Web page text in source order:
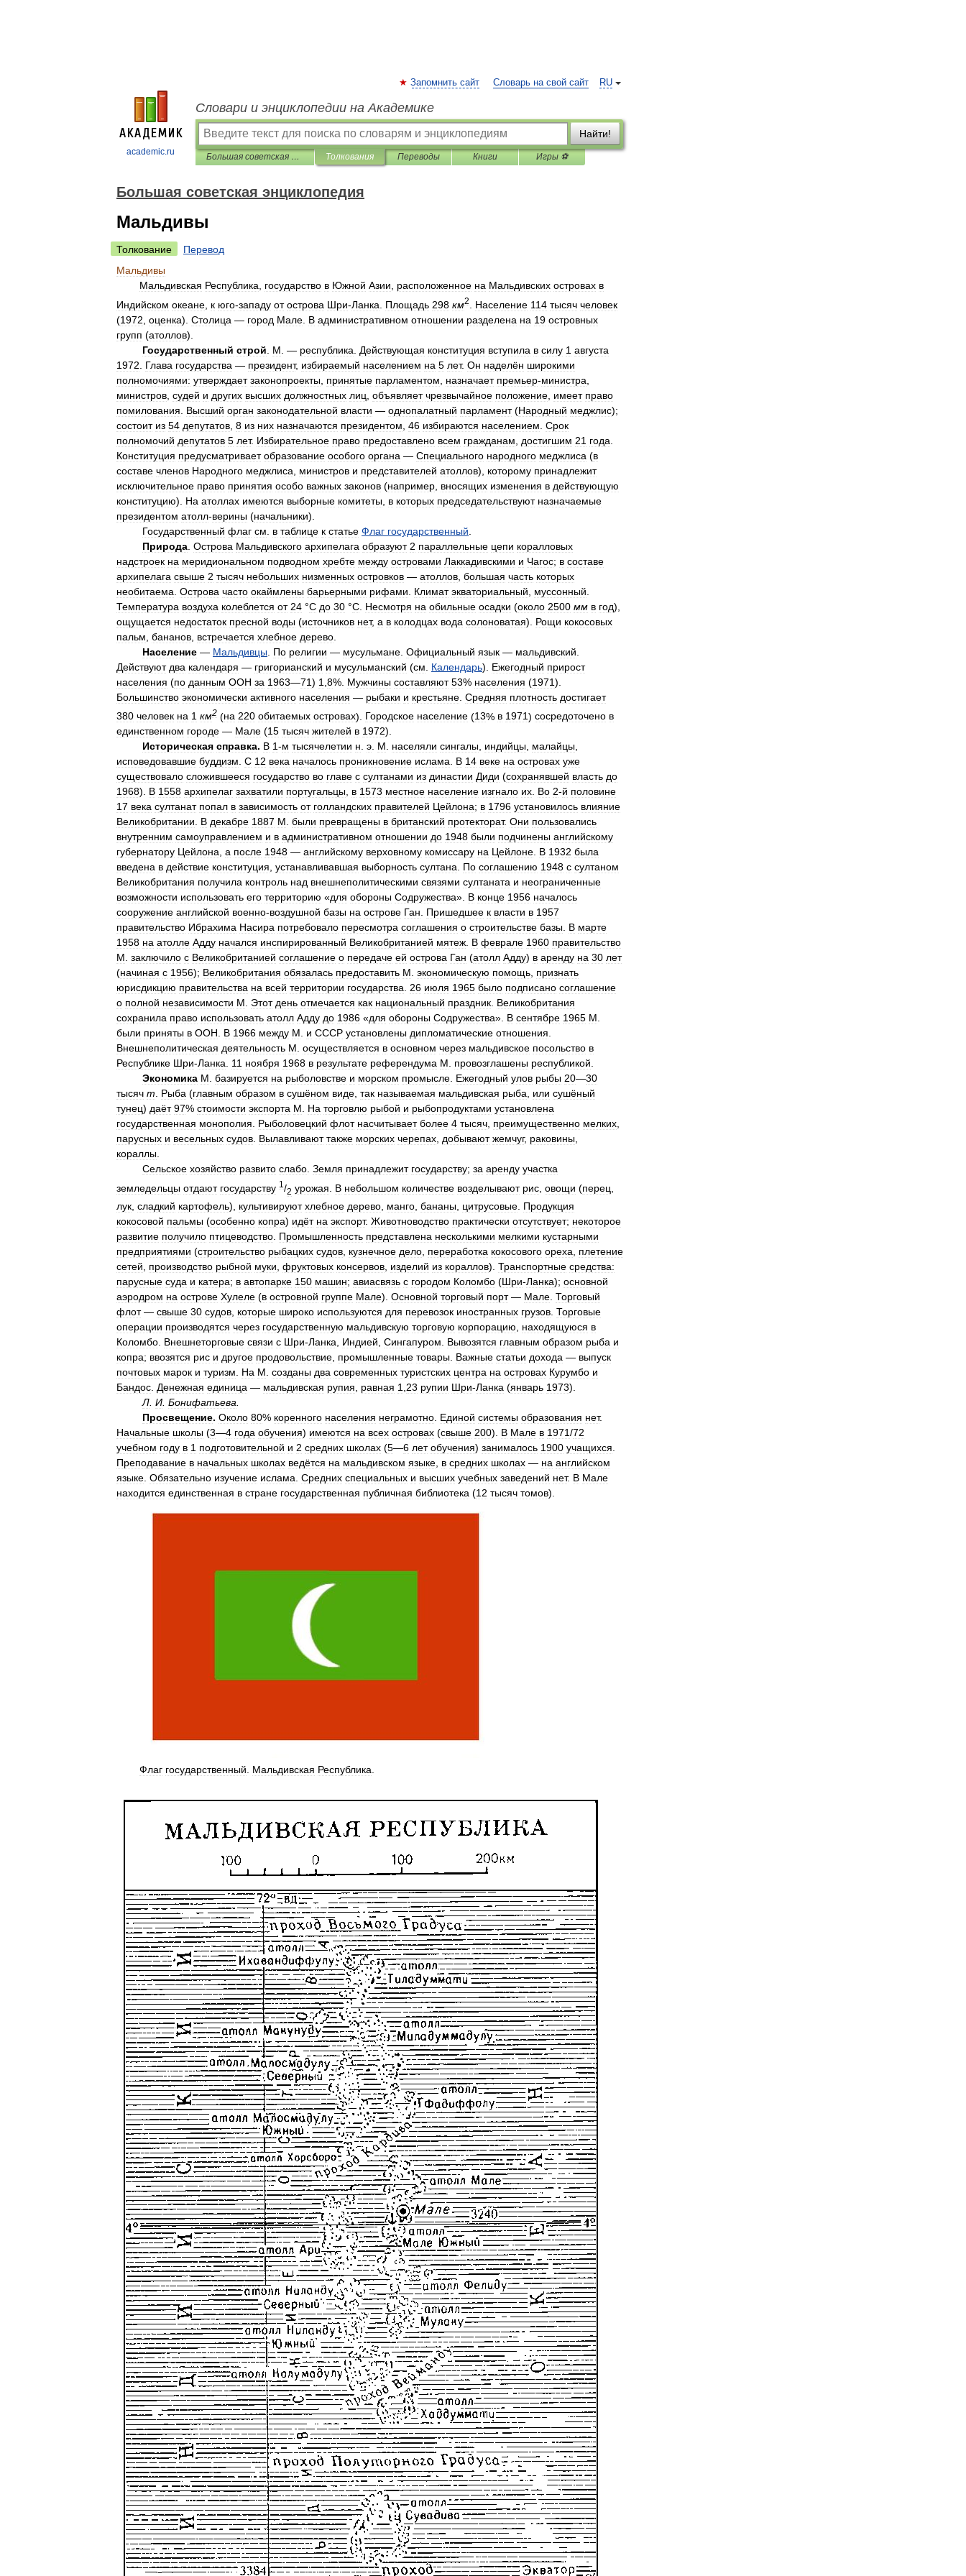
academic.ru
RU
Запомнить сайт Словарь на свой сайт
Словари и энциклопедии на Академике
Найти!
Большая советская энциклопедия Толкования Переводы Книги Игры ⚽
Большая советская энциклопедия
Мальдивы
Толкование
Перевод
Мальдивы
Мальдивская Республика государство в Южной Азии расположенное на Мальдивских островах в
Индийском океане к юго-западу от острова Шри-Ланка Площадь 298 км2 Население 114 тысяч человек
(1972 оценка). Столица — город Мале В административном отношении разделена на 19 островных
групп (атоллов).
Государственный строй М . — республика Действующая конституция вступила в силу 1 августа
1972
Глава государства — президент, избираемый населением на 5 лет. Он наделён широкими
полномочиями: утверждает законопроекты принятые парламентом назначает премьер-министра
министров судей и других высших должностных лиц объявляет чрезвычайное положение имеет право
помилования
Высший орган законодательной власти — однопалатный парламент(Народный меджлис);
состоит из 54 депутатов 8 из них назначаются президентом 46 избираются населением Срок
полномочий депутатов 5 лет. Избирательное право предоставлено всем гражданам достигшим 21 года
Конституция предусматривает образование особого органа — Специального народного меджлиса (в
составе членов Народного меджлиса министров и представителей атоллов), которому принадлежит
исключительное право принятия особо важных законов (например вносящих изменения в действующую
конституцию). На атоллах имеются выборные комитеты в которых председательствуют назначаемые
президентом атолл-верины (начальники).
Государственный флаг см в таблице к статье Флаг государственный
Природа Острова Мальдивского архипелага образуют 2 параллельные цепи коралловых
надстроек на меридиональном подводном хребте между островами Лаккадивскими и Чагос; в составе
архипелага свыше 2 тысяч небольших низменных островков — атоллов большая часть которых
необитаема Острова часто окаймлены барьерными рифами Климат экваториальный муссонный
Температура воздуха колеблется от 24 °C до 30 °C Несмотря на обильные осадки (около 2500 мм в год),
ощущается недостаток пресной воды (источников нет, а в колодцах вода солоноватая). Рощи кокосовых
пальм бананов встречается хлебное дерево
Население — Мальдивцы По религии — мусульмане Официальный язык — мальдивский
Действуют два календаря — григорианский и мусульманский (см Календарь). Ежегодный прирост
населения (по данным ООН за 1963—71) 1 8%. Мужчины составляют 53% населения (1971).
Большинство экономически активного населения — рыбаки и крестьяне Средняя плотность достигает
380 человек на 1 км2 (на 220 обитаемых островах). Городское население (13% в 1971) сосредоточено в
единственном городе — Мале (15 тысяч жителей в 1972).
Историческая справка. В 1-м тысячелетии н. э. М. населяли сингалы, индийцы, малайцы,
исповедовавшие буддизм. С 12 века началось проникновение ислама. В 14 веке на островах уже
существовало сложившееся государство во главе с султанами из династии Диди (сохранявшей власть до
1968). В 1558 архипелаг захватили португальцы, в 1573 местное население изгнало их. Во 2-й половине
17 века султанат попал в зависимость от голландских правителей Цейлона; в 1796 установилось влияние
Великобритании. В декабре 1887 М. были превращены в британский протекторат. Они пользовались
внутренним самоуправлением и в административном отношении до 1948 были подчинены английскому
губернатору Цейлона, а после 1948 — английскому верховному комиссару на Цейлоне. В 1932 была
введена в действие конституция, устанавливавшая выборность султана. По соглашению 1948 с султаном
Великобритания получила контроль над внешнеполитическими связями султаната и неограниченные
возможности использовать его территорию «для обороны Содружества». В конце 1956 началось
сооружение английской военно-воздушной базы на острове Ган. Пришедшее к власти в 1957
правительство Ибрахима Насира потребовало пересмотра соглашения о строительстве базы. В марте
1958 на атолле Адду начался инспирированный Великобританией мятеж. В феврале 1960 правительство
М. заключило с Великобританией соглашение о передаче ей острова Ган (атолл Адду) в аренду на 30 лет
(начиная с 1956); Великобритания обязалась предоставить М. экономическую помощь, признать
юрисдикцию правительства на всей территории государства. 26 июля 1965 было подписано соглашение
о полной независимости М. Этот день отмечается как национальный праздник. Великобритания
сохранила право использовать атолл Адду до 1986 «для обороны Содружества». В сентябре 1965 М.
были приняты в ООН. В 1966 между М. и СССР установлены дипломатические отношения.
Внешнеполитическая деятельность М. осуществляется в основном через мальдивское посольство в
Республике Шри-Ланка. 11 ноября 1968 в результате референдума М. провозглашены республикой.
Экономика М. базируется на рыболовстве и морском промысле. Ежегодный улов рыбы 20—30
тысяч т. Рыба (главным образом в сушёном виде, так называемая мальдивская рыба, или сушёный
тунец) даёт 97% стоимости экспорта М. На торговлю рыбой и рыбопродуктами установлена
государственная монополия. Рыболовецкий флот насчитывает более 4 тысяч, преимущественно мелких,
парусных и весельных судов. Вылавливают также морских черепах, добывают жемчуг, раковины,
кораллы.
Сельское хозяйство развито слабо. Земля принадлежит государству; за аренду участка
земледельцы отдают государству 1 /2 урожая В небольшом количестве возделывают рис овощи (перец
лук сладкий картофель), культивируют хлебное дерево манго бананы цитрусовые Продукция
кокосовой пальмы (особенно копра) идёт на экспорт. Животноводство практически отсутствует; некоторое
развитие получило птицеводство Промышленность представлена несколькими мелкими кустарными
предприятиями (строительство рыбацких судов кузнечное дело переработка кокосового ореха
плетение
сетей
производство рыбной муки фруктовых консервов изделий из кораллов). Транспортные средства:
парусные суда и катера; в автопарке 150 машин; авиасвязь с городом Коломбо (Шри-Ланка); основной
аэродром на острове Хулеле (в островной группе Мале). Основной торговый порт— Мале Торговый
флот— свыше 30 судов которые широко используются для перевозок иностранных грузов Торговые
операции производятся через государственную мальдивскую торговую корпорацию находящуюся в
Коломбо Внешнеторговые связи с Шри-Ланка Индией Сингапуром Вывозятся главным образом рыба и
копра; ввозятся рис и другое продовольствие промышленные товары Важные статьи дохода — выпуск
почтовых марок и туризм На М созданы два современных туристских центра на островах Курумбо и
Бандос Денежная единица — мальдивская рупия равная 1 23 рупии Шри-Ланка (январь 1973).
Л И Бонифатьева
Просвещение. Около 80% коренного населения неграмотно Единой системы образования нет.
Начальные школы (3—4 года обучения) имеются на всех островах (свыше 200). В Мале в 1971/72
учебном году в 1 подготовительной и 2 средних школах (5—6 лет обучения) занималось 1900 учащихся
Преподавание в начальных школах ведётся на мальдивском языке в средних школах — на английском
языке Обязательно изучение ислама Средних специальных и высших учебных заведений нет. В Мале
находится единственная в стране государственная публичная библиотека (12 тысяч томов).
Флаг государственный Мальдивская Республика